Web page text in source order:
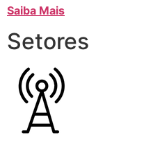
Saiba Mais
Setores